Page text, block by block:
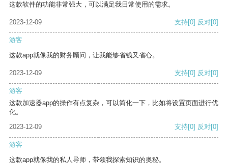
这款软件的功能非常强大，可以满足我日常使用的需求。
2023-12-09 支持[0] 反对[0]
游客
这款app就像我的财务顾问，让我能够省钱又省心。
2023-12-09 支持[0] 反对[0]
游客
这款加速器app的操作有点复杂，可以简化一下，比如将设置页面进行优
化。
2023-12-09
支持[0] 反对[0]
游客
这款app就像我的私人导师，带领我探索知识的奥秘。